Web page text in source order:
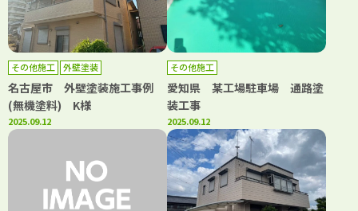
その他施工 外壁塗装
名古屋市 外壁塗装施工事例
(無機塗料) K様
2025.09.12
その他施工
愛知県 某工場駐車場 通路塗
装工事
2025.09.12